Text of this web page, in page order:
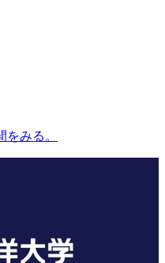
みる。